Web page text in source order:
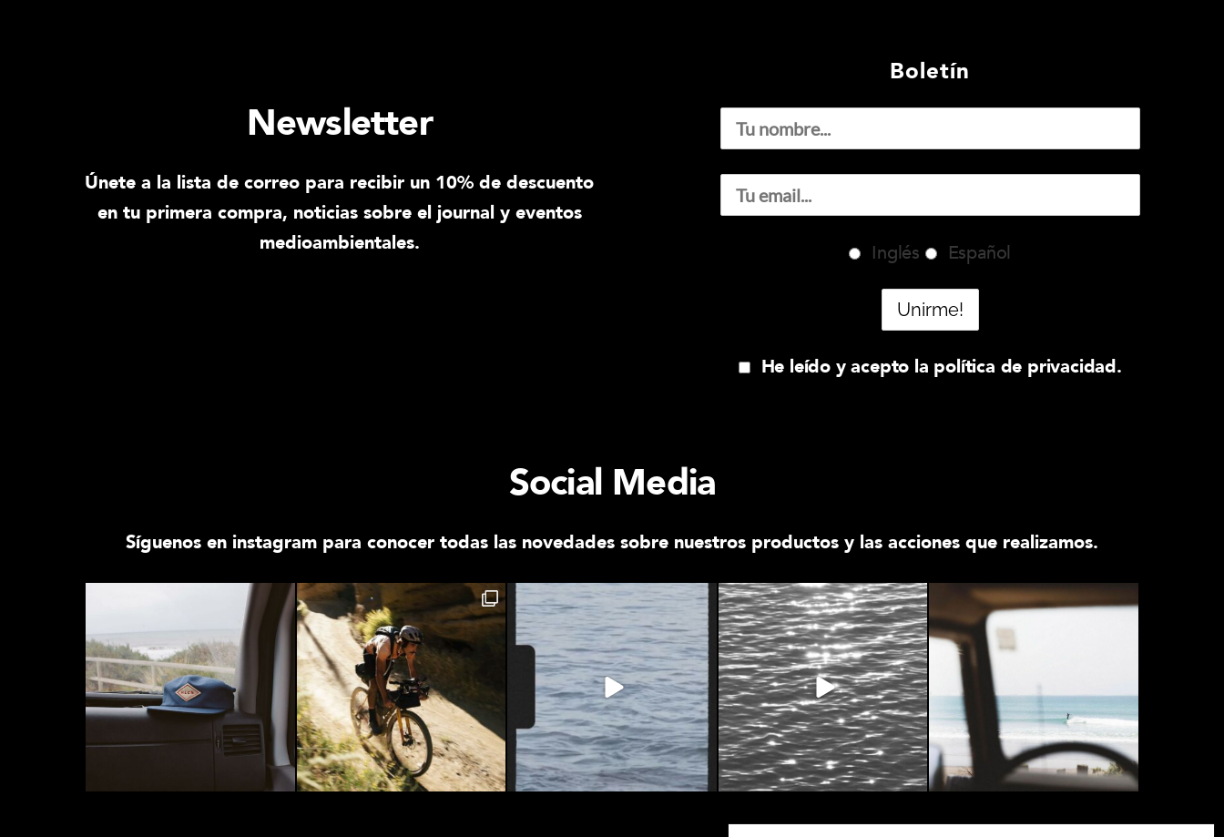
Newsletter
Únete a la lista de correo para recibir un 10% de descuento
en tu primera compra, noticias sobre el journal y eventos
medioambientales.
Boletín
Inglés Español
He leído y acepto la política de privacidad.
Social Media
Síguenos en instagram para conocer todas las novedades sobre nuestros productos y las acciones que realizamos.